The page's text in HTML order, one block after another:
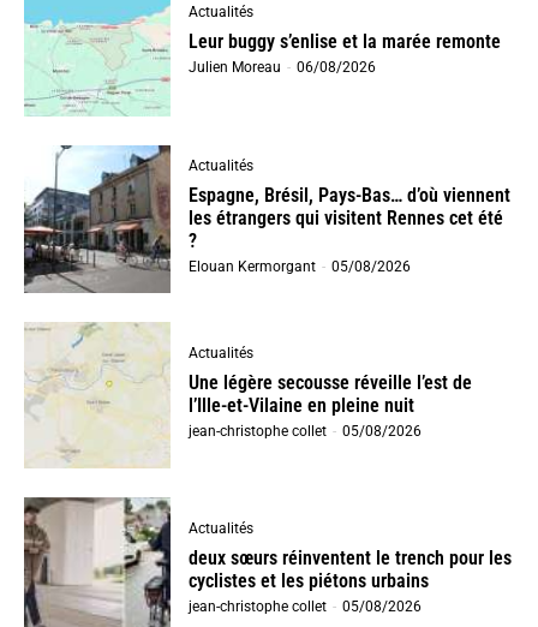
Actualités
Leur buggy s’enlise et la marée remonte
Julien Moreau - 06/08/2026
Actualités
Espagne, Brésil, Pays-Bas… d’où viennent
les étrangers qui visitent Rennes cet été
?
Elouan Kermorgant - 05/08/2026
Actualités
Une légère secousse réveille l’est de
l’Ille-et-Vilaine en pleine nuit
jean-christophe collet - 05/08/2026
Actualités
deux sœurs réinventent le trench pour les
cyclistes et les piétons urbains
jean-christophe collet - 05/08/2026